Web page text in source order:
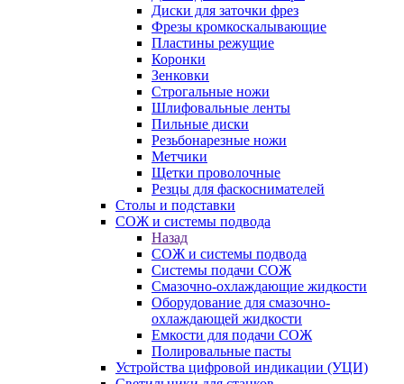
Диски для заточки фрез
Фрезы кромкоскалывающие
Пластины режущие
Коронки
Зенковки
Строгальные ножи
Шлифовальные ленты
Пильные диски
Резьбонарезные ножи
Метчики
Щетки проволочные
Резцы для фаскоснимателей
Столы и подставки
СОЖ и системы подвода
Назад
СОЖ и системы подвода
Системы подачи СОЖ
Смазочно-охлаждающие жидкости
Оборудование для смазочно-
охлаждающей жидкости
Емкости для подачи СОЖ
Полировальные пасты
Устройства цифровой индикации (УЦИ)